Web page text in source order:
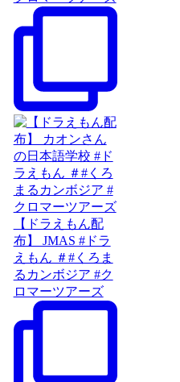
【ドラえもん配
布】 JMAS #ドラ
えもん ＃#くろま
るカンボジア #ク
ロマーツアーズ